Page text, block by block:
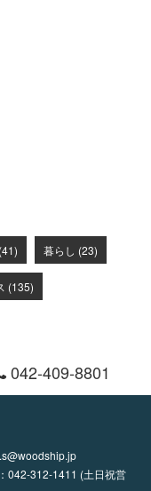
暮らし (23)
(135)
042-409-8801
042-312-1411 (土日祝営